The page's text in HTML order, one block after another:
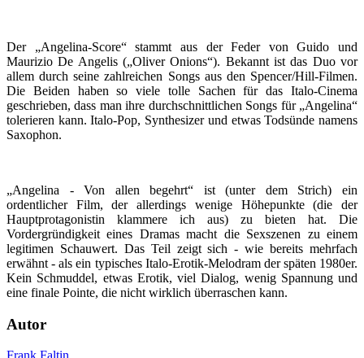
Der „Angelina-Score“ stammt aus der Feder von Guido und
Maurizio De Angelis („Oliver Onions“). Bekannt ist das Duo vor
allem durch seine zahlreichen Songs aus den Spencer/Hill-Filmen.
Die Beiden haben so viele tolle Sachen für das Italo-Cinema
geschrieben, dass man ihre durchschnittlichen Songs für „Angelina“
tolerieren kann. Italo-Pop, Synthesizer und etwas Todsünde namens
Saxophon.
„Angelina - Von allen begehrt“ ist (unter dem Strich) ein
ordentlicher Film, der allerdings wenige Höhepunkte (die der
Hauptprotagonistin klammere ich aus) zu bieten hat. Die
Vordergründigkeit eines Dramas macht die Sexszenen zu einem
legitimen Schauwert. Das Teil zeigt sich - wie bereits mehrfach
erwähnt - als ein typisches Italo-Erotik-Melodram der späten 1980er.
Kein Schmuddel, etwas Erotik, viel Dialog, wenig Spannung und
eine finale Pointe, die nicht wirklich überraschen kann.
Autor